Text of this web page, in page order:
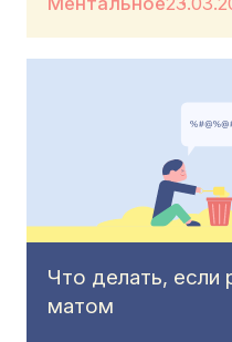
Что делать, если
матом